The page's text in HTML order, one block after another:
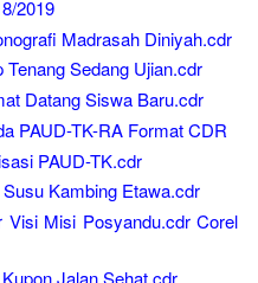
2019
Madrasah Diniyah.cdr
Sedang Ujian.cdr
Datang Siswa Baru.cdr
PAUD-TK-RA Format CDR
PAUD-TK.cdr
Kambing Etawa.cdr
Visi Misi Posyandu.cdr Corel
Jalan Sehat.cdr